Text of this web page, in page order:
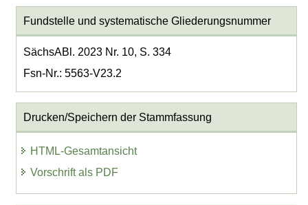
Fundstelle und systematische Gliederungsnummer
SächsABl. 2023 Nr. 10, S. 334
Fsn-Nr.: 5563-V23.2
Drucken/Speichern der Stammfassung
HTML-Gesamtansicht
Vorschrift als PDF